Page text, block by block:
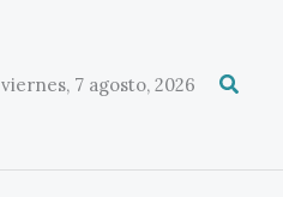
viernes, 7 agosto, 2026